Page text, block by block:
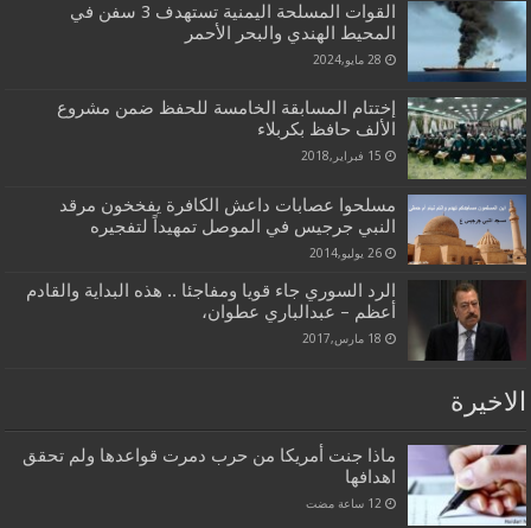
القوات المسلحة اليمنية تستهدف 3 سفن في
المحيط الهندي والبحر الأحمر
28 مايو,2024
إختتام المسابقة الخامسة للحفظ ضمن مشروع
الألف حافظ بکربلاء
15 فبراير,2018
مسلحوا عصابات داعش الكافرة يفخخون مرقد
النبي جرجيس في الموصل تمهيداً لتفجيره
26 يوليو,2014
الرد السوري جاء قويا ومفاجئا .. هذه البداية والقادم
أعظم – عبدالباري عطوان،
18 مارس,2017
الاخيرة
ماذا جنت أمريكا من حرب دمرت قواعدها ولم تحقق
اهدافها